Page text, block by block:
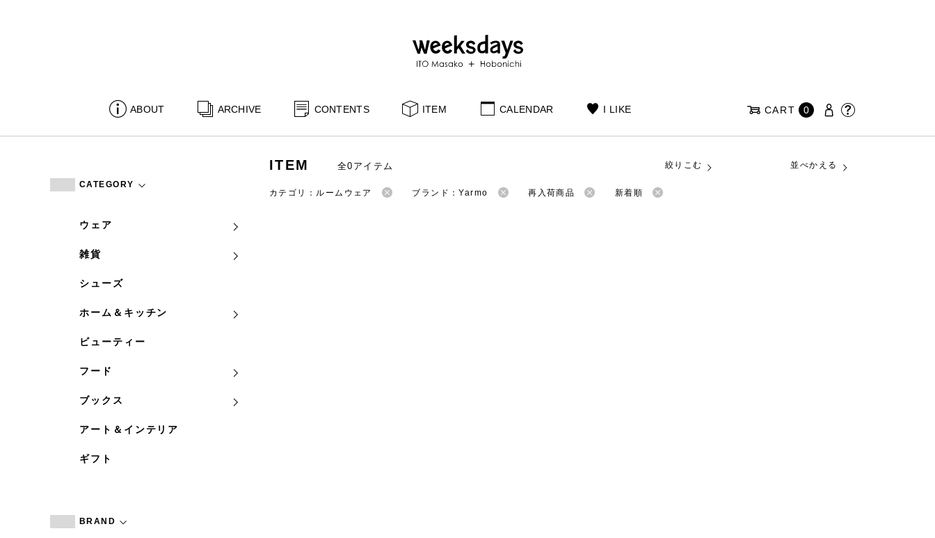
ABOUT ARCHIVE CONTENTS ITEM CALENDAR I LIKE CART 0
CATEGORY
ウェア
雑貨
シューズ
ホーム＆キッチン
ビューティー
フード
ブックス
アート＆インテリア
ギフト
BRAND
ITEM 全0アイテム 絞りこむ 並べかえる
カテゴリ：ルームウェア ブランド：Yarmo 再入荷商品 新着順